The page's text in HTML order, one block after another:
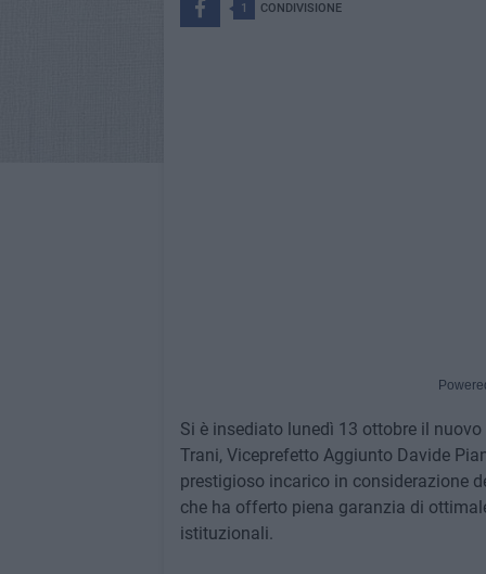
1 CONDIVISIONE
Si è insediato lunedì 13 ottobre il
Trani, Viceprefetto Aggiunto Davide
prestigioso incarico in considerazione
che ha offerto piena garanzia di
istituzionali.